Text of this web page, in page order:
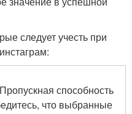
следует учесть при
способность
что выбранные